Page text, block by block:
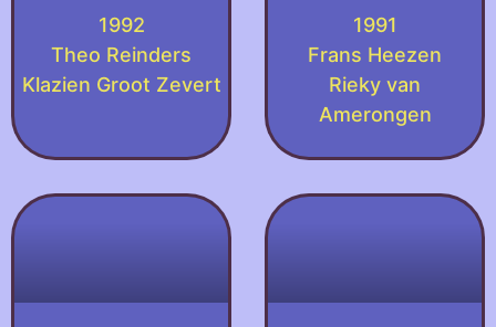
1992
Theo Reinders
Klazien Groot Zevert
1991
Frans Heezen
Rieky van
Amerongen